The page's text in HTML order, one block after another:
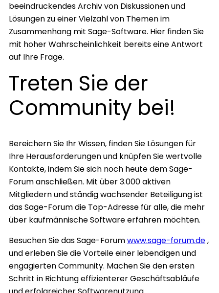
beeindruckendes Archiv von Diskussionen und
Lösungen zu einer Vielzahl von Themen im
Zusammenhang mit Sage-Software. Hier finden Sie
mit hoher Wahrscheinlichkeit bereits eine Antwort
auf Ihre Frage.
Treten Sie der
Community bei!
Bereichern Sie Ihr Wissen, finden Sie Lösungen für
Ihre Herausforderungen und knüpfen Sie wertvolle
Kontakte, indem Sie sich noch heute dem Sage-
Forum anschließen. Mit über 3.000 aktiven
Mitgliedern und ständig wachsender Beteiligung ist
das Sage-Forum die Top-Adresse für alle, die mehr
über kaufmännische Software erfahren möchten.
Besuchen Sie das Sage-Forumwww.sage-forum.de,
und erleben Sie die Vorteile einer lebendigen und
engagierten Community. Machen Sie den ersten
Schritt in Richtung effizienterer Geschäftsabläufe